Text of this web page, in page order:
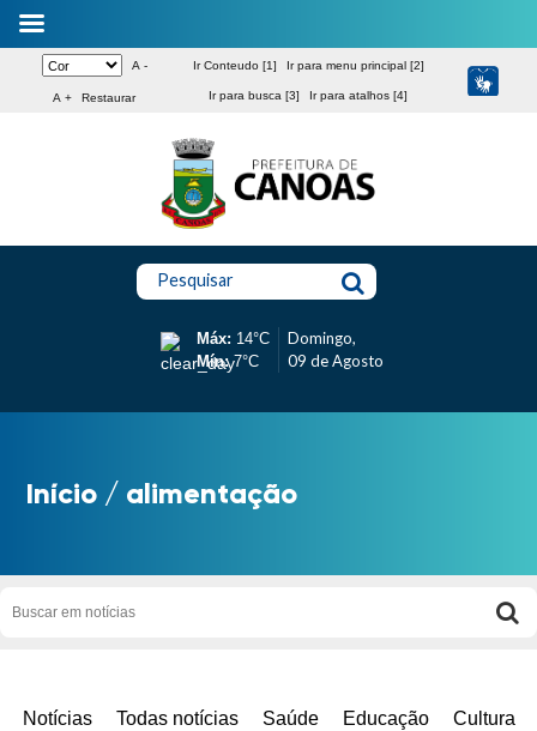
A -
A + Restaurar
Ir Conteudo [1] Ir para menu principal [2]
Ir para busca [3] Ir para atalhos [4]
Pesquisar
Máx: 14°C
Mín:7°C
Domingo,
09 de Agosto
Início / alimentação
Notícias Todas notícias Saúde Educação Cultura